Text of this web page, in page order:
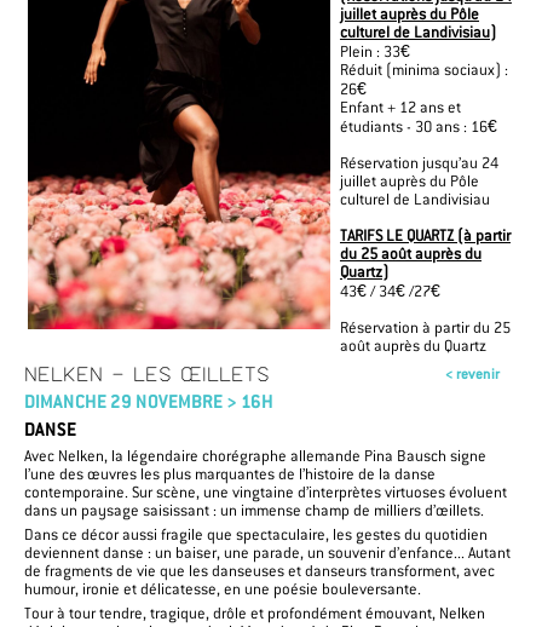
juillet auprès du Pôle
culturel de Landivisiau)
Plein : 33€
Réduit (minima sociaux) :
26€
Enfant + 12 ans et
étudiants - 30 ans : 16€
Réservation jusqu’au 24
juillet auprès du Pôle
culturel de Landivisiau
TARIFS LE QUARTZ (à partir
du 25 août auprès du
Quartz)
43€ / 34€ /27€
Réservation à partir du 25
août auprès du Quartz
< revenir
NELKEN - LES ŒILLETS
DIMANCHE 29 NOVEMBRE > 16H
DANSE
Avec Nelken, la légendaire chorégraphe allemande Pina Bausch signe
l’une des œuvres les plus marquantes de l’histoire de la danse
contemporaine. Sur scène, une vingtaine d’interprètes virtuoses évoluent
dans un paysage saisissant : un immense champ de milliers d’œillets.
Dans ce décor aussi fragile que spectaculaire, les gestes du quotidien
deviennent danse : un baiser, une parade, un souvenir d’enfance... Autant
de fragments de vie que les danseuses et danseurs transforment, avec
humour, ironie et délicatesse, en une poésie bouleversante.
Tour à tour tendre, tragique, drôle et profondément émouvant, Nelken